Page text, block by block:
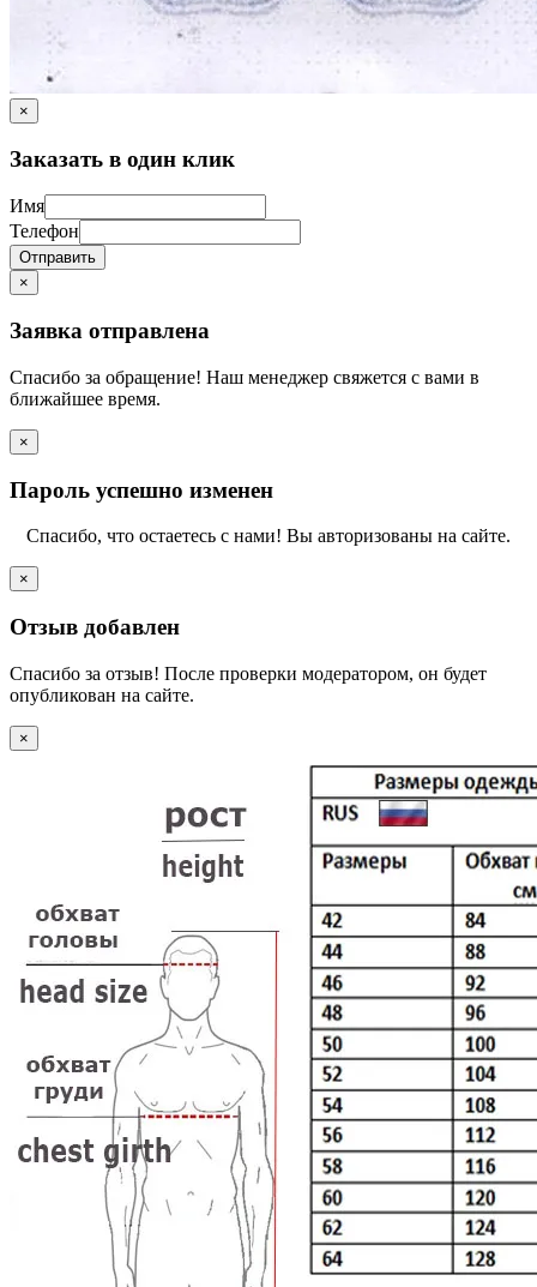
×
Заказать в один клик
Имя
Телефон
Отправить
×
Заявка отправлена
Спасибо за обращение! Наш менеджер свяжется с вами в
ближайшее время.
×
Пароль успешно изменен
Спасибо, что остаетесь с нами! Вы авторизованы на сайте.
×
Отзыв добавлен
Спасибо за отзыв! После проверки модератором, он будет
опубликован на сайте.
×